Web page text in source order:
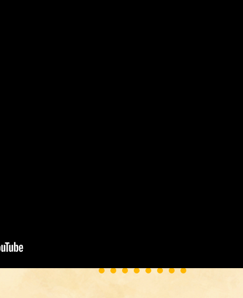
と、受話器の奥から小さな光が漏れます。ダイヤ
て「ただいま」のひと言。つながらない番号の先に
ズ。古い電話ベルやダイヤルの「カチリ」という音